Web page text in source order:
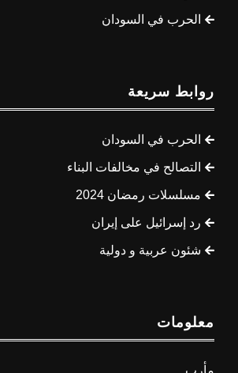
الحرب في السودان
روابط سريعة
الحرب في السودان
التصالح في مخالفات البناء
مسلسلات رمضان 2024
رد إسرائيل على إيران
شئون عربية و دولية
معلومات